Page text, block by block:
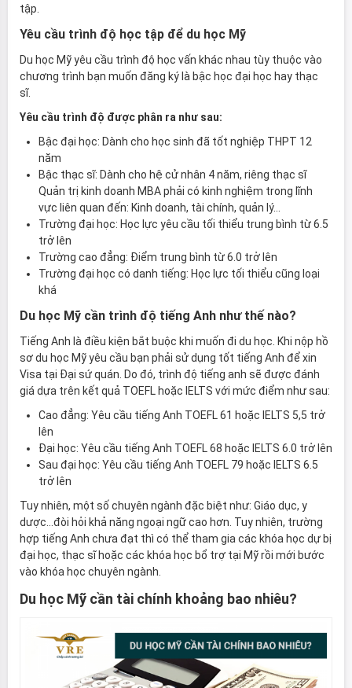
tập.
Yêu cầu trình độ học tập để du học Mỹ
Du học Mỹ yêu cầu trình độ học vấn khác nhau tùy thuộc vào
chương trình bạn muốn đăng ký là bậc học đại học hay thạc
sĩ.
Yêu cầu trình độ được phân ra như sau:
Bậc đại học: Dành cho học sinh đã tốt nghiệp THPT 12
năm
Bậc thạc sĩ: Dành cho hệ cử nhân 4 năm, riêng thạc sĩ
Quản trị kinh doanh MBA phải có kinh nghiệm trong lĩnh
vực liên quan đến: Kinh doanh, tài chính, quản lý…
Trường đại học: Học lực yêu cầu tối thiểu trung bình từ 6.5
trở lên
Trường cao đẳng: Điểm trung bình từ 6.0 trở lên
Trường đại học có danh tiếng: Học lực tối thiểu cũng loại
khá
Du học Mỹ cần trình độ tiếng Anh như thế nào?
Tiếng Anh là điều kiện bắt buộc khi muốn đi du học. Khi nộp hồ
sơ du học Mỹ yêu cầu bạn phải sử dụng tốt tiếng Anh để xin
Visa tại Đại sứ quán. Do đó, trình độ tiếng anh sẽ được đánh
giá dựa trên kết quả TOEFL hoặc IELTS với mức điểm như sau:
Cao đẳng: Yêu cầu tiếng Anh TOEFL 61 hoặc IELTS 5,5 trở
lên
Đại học: Yêu cầu tiếng Anh TOEFL 68 hoặc IELTS 6.0 trở lên
Sau đại học: Yêu cầu tiếng Anh TOEFL 79 hoặc IELTS 6.5
trở lên
Tuy nhiên, một số chuyên ngành đặc biệt như: Giáo dục, y
dược…đòi hỏi khả năng ngoại ngữ cao hơn. Tuy nhiên, trường
hợp tiếng Anh chưa đạt thì có thể tham gia các khóa học dự bị
đại học, thạc sĩ hoặc các khóa học bổ trợ tại Mỹ rồi mới bước
vào khóa học chuyên ngành.
Du học Mỹ cần tài chính khoảng bao nhiêu?